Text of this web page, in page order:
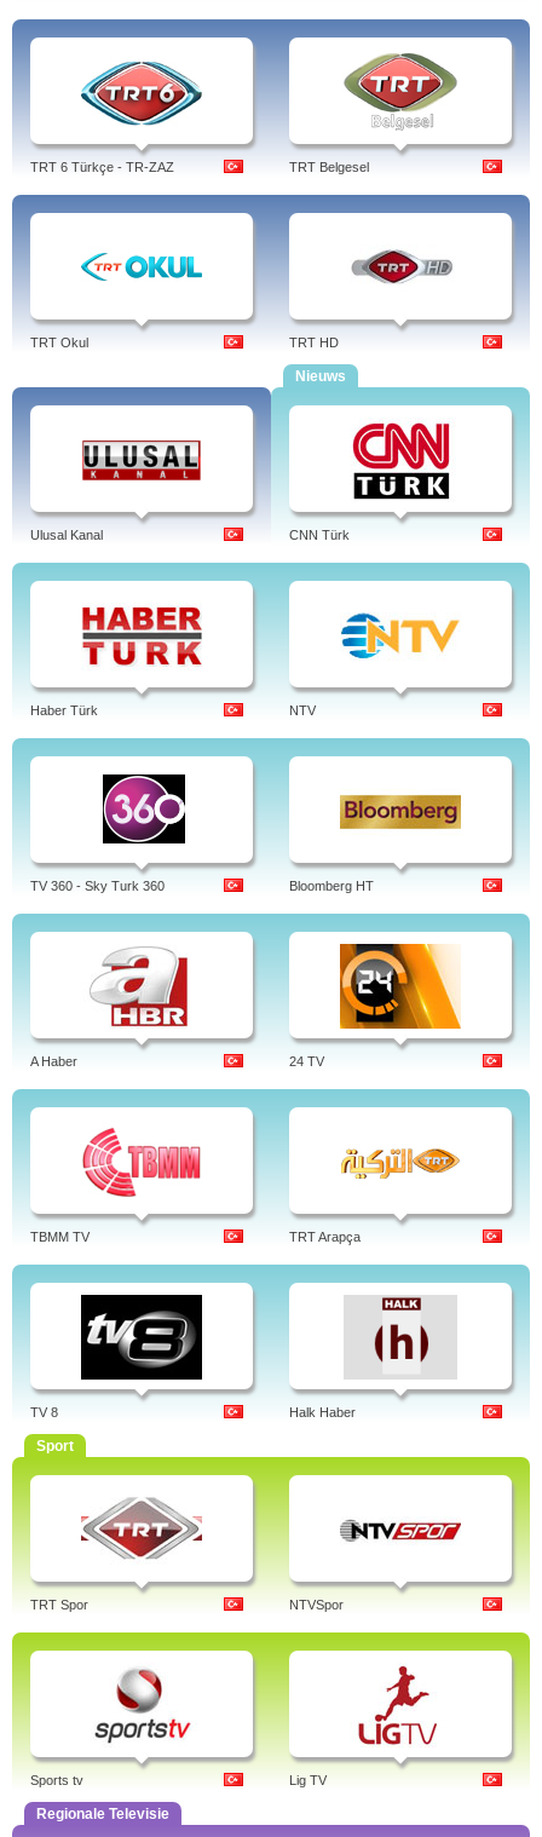
TRT 6 Türkçe - TR-ZAZ TRT Belgesel
TRT Okul TRT HD
Ulusal Kanal
Nieuws
CNN Türk
Haber Türk NTV
TV 360 - Sky Turk 360 Bloomberg HT
A Haber 24 TV
TBMM TV TRT Arapça
TV 8 Halk Haber
Sport
TRT Spor NTVSpor
Sports tv Lig TV
Regionale Televisie